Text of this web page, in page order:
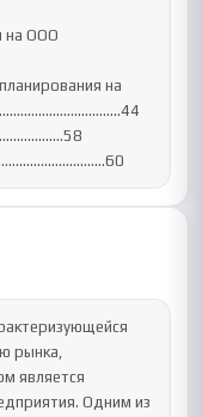
на ООО
на
рынка,
является
Одним из